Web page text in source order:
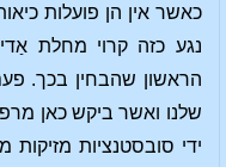
כאשר אין הן פועלות
נגע כזה קרוי מחלת
הראשון שהבחין בכך.
שלנו ואשר ביקש כאן
ידי סובסטנציות מזיקות